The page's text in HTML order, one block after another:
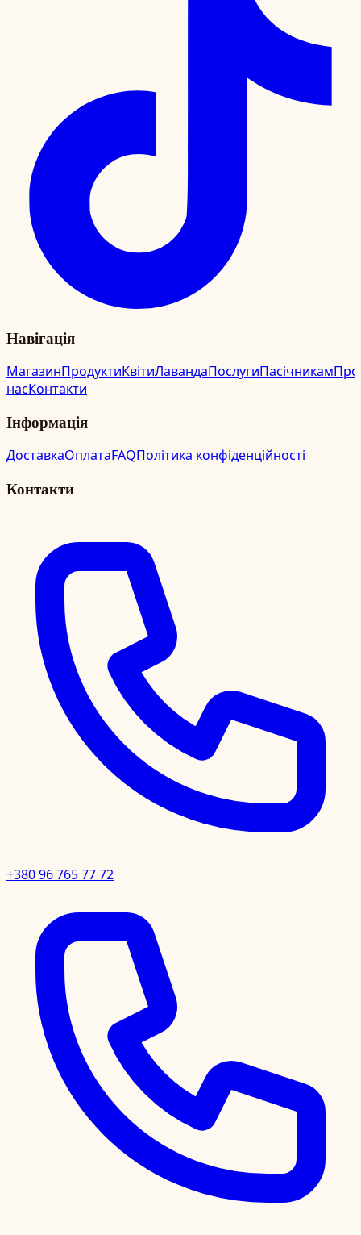
Навігація
МагазинПродуктиКвітиЛавандаПослугиПасічникамПро
насКонтакти
Інформація
ДоставкаОплатаFAQПолітика конфіденційності
Контакти
+380 96 765 77 72